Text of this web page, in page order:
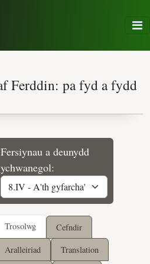
Fersiynau a deunydd
ychwanegol:
Trosolwg
Cefndir
Aralleiriad
Translation